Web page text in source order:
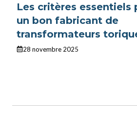
Les critères essentiels
un bon fabricant de
transformateurs
28 novembre 2025